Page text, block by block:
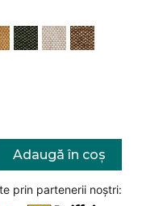
Adaugă în coș
prin partenerii noștri: